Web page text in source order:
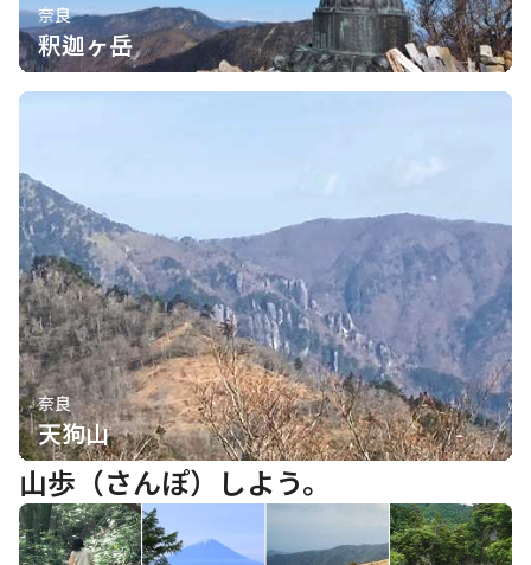
奈良
釈迦ヶ岳
奈良
天狗山
山歩（さんぽ）しよう。